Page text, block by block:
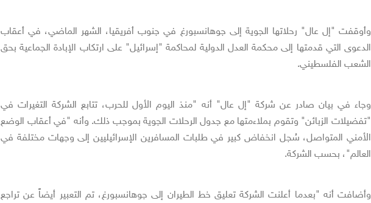
وأوقفت "إل عال" رحلاتها الجوية إلى جوهانسبورغ في جنوب أفريقيا، الشهر الماضي، في أعقاب
الدعوى التي قدمتها إلى محكمة العدل الدولية لمحاكمة "إسرائيل" على ارتكاب الإبادة الجماعية بحق
الشعب الفلسطيني.
وجاء في بيان صادر عن شركة "إل عال" أنه "منذ اليوم الأول للحرب، تتابع الشركة التغيرات في
"تفضيلات الزبائن" وتقوم بملاءمتها مع جدول الرحلات الجوية بموجب ذلك. وأنه "في أعقاب الوضع
الأمني المتواصل، سُجل انخفاض كبير في طلبات المسافرين الإسرائيليين إلى وجهات مختلفة في
العالم"، بحسب الشركة.
وأضافت أنه "بعدما أعلنت الشركة تعليق خط الطيران إلى جوهانسبورغ، تم التعبير أيضاً عن تراجع